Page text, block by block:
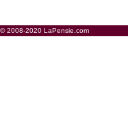
© 2008-2020 LaPensie.com